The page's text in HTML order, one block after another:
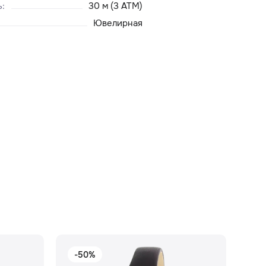
:
30 м (3 ATM)
Ювелирная
-50%